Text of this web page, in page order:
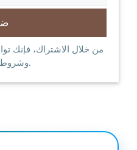
من خلال الاشتراك، فإنك
وشروط الخدمة.